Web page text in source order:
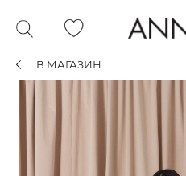
В МАГАЗИН